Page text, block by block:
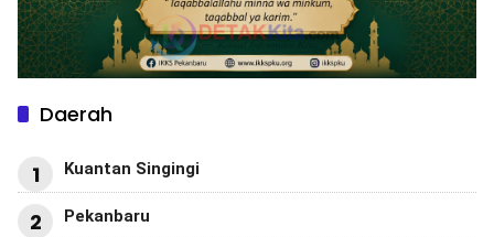
Daerah
1 Kuantan Singingi
2 Pekanbaru